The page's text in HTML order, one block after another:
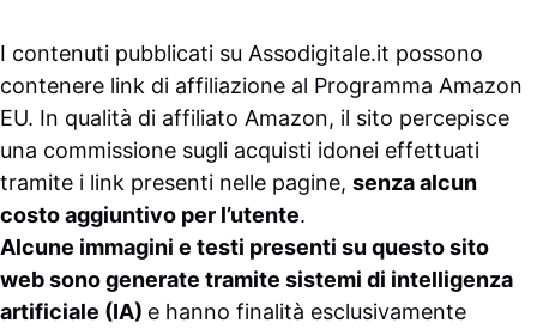
I contenuti pubblicati su Assodigitale.it possono
contenere link di affiliazione al Programma Amazon
EU. In qualità di affiliato Amazon, il sito percepisce
una commissione sugli acquisti idonei effettuati
tramite i link presenti nelle pagine, senza alcun
costo aggiuntivo per l’utente.
Alcune immagini e testi presenti su questo sito
web sono generate tramite sistemi di intelligenza
artificiale (IA) e hanno finalità esclusivamente